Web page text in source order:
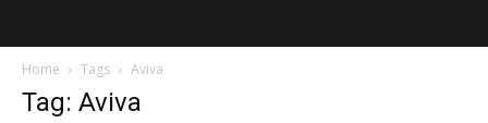
Home Tags Aviva
Tag: Aviva